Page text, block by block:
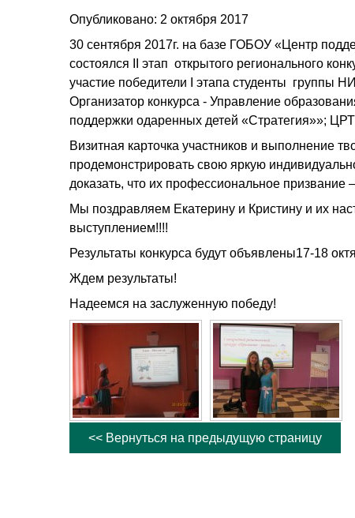
Опубликовано: 2 октября 2017
30 сентября 2017г. на базе ГОБОУ «Центр
состоялся II этап открытого регионального
участие победители I этапа студенты группы
Организатор конкурса - Управление
поддержки одаренных детей «Стратегия»»;
Визитная карточка участников и выполнение
продемонстрировать свою яркую
доказать, что их профессиональное призвание
Мы поздравляем Екатерину и Кристину и их
выступлением!!!!
Результаты конкурса будут объявлены17-18
Ждем результаты!
Надеемся на заслуженную победу!
<< Вернуться на предыдущую страницу